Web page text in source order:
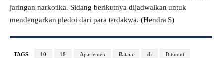
jaringan narkotika. Sidang berikutnya dijadwalkan untuk
mendengarkan pledoi dari para terdakwa. (Hendra S)
TAGS 10 18 Apartemen Batam di Dituntut